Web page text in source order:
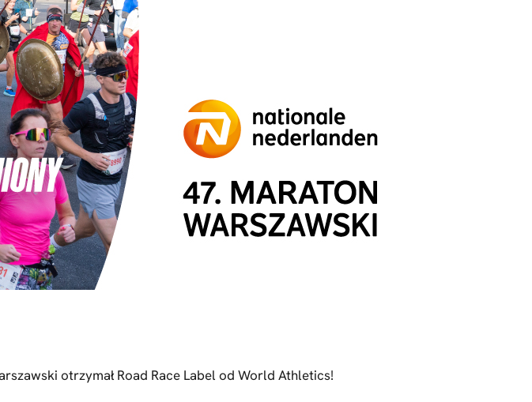
otrzymał Road Race Label od World Athletics!